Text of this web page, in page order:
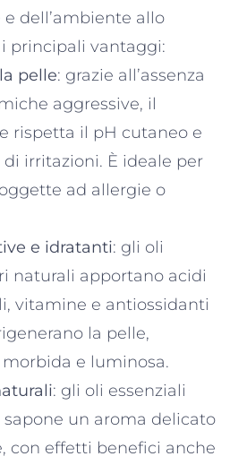
dell’ambiente allo
principali vantaggi:
pelle: grazie all’assenza
aggressive, il
rispetta il pH cutaneo e
irritazioni. È ideale per
ad allergie o
e idratanti: gli oli
naturali apportano acidi
vitamine e antiossidanti
la pelle,
e luminosa.
: gli oli essenziali
sapone un aroma delicato
con effetti benefici anche